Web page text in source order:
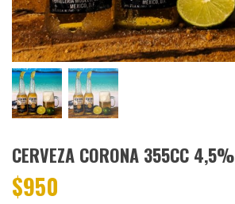
CERVEZA CORONA 355CC 4,5%
$950